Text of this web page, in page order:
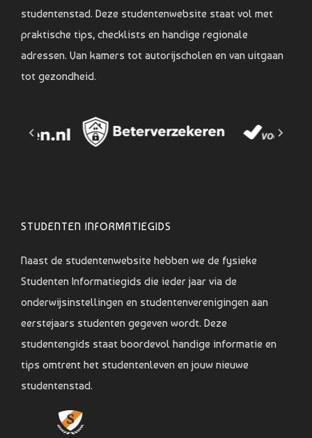
studentenstad. Deze studentenwebsite staat vol met
praktische tips, checklists en handige regionale
adressen. Van kamers tot autorijscholen en van uitgaan
tot gezondheid.
STUDENTEN INFORMATIEGIDS
Naast de studentenwebsite hebben we de fysieke
Studenten Informatiegids die ieder jaar via de
onderwijsinstellingen en studentenverenigingen aan
eerstejaars studenten gegeven wordt. Deze
studentengids staat boordevol handige informatie en
tips omtrent het studentenleven en jouw nieuwe
studentenstad.